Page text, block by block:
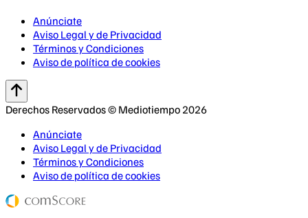
Anúnciate
Aviso Legal y de Privacidad
Términos y Condiciones
Aviso de política de cookies
Derechos Reservados © Mediotiempo 2026
Anúnciate
Aviso Legal y de Privacidad
Términos y Condiciones
Aviso de política de cookies